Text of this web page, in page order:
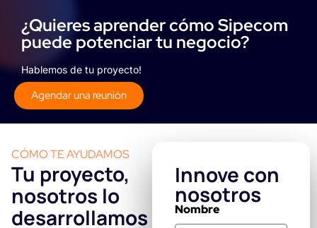
¿Quieres aprender cómo Sipecom
puede potenciar tu negocio?
Hablemos de tu proyecto!
Agendar una reunión
CÓMO TE AYUDAMOS
Tu proyecto,
nosotros lo
desarrollamos
Innove con
nosotros
Nombre